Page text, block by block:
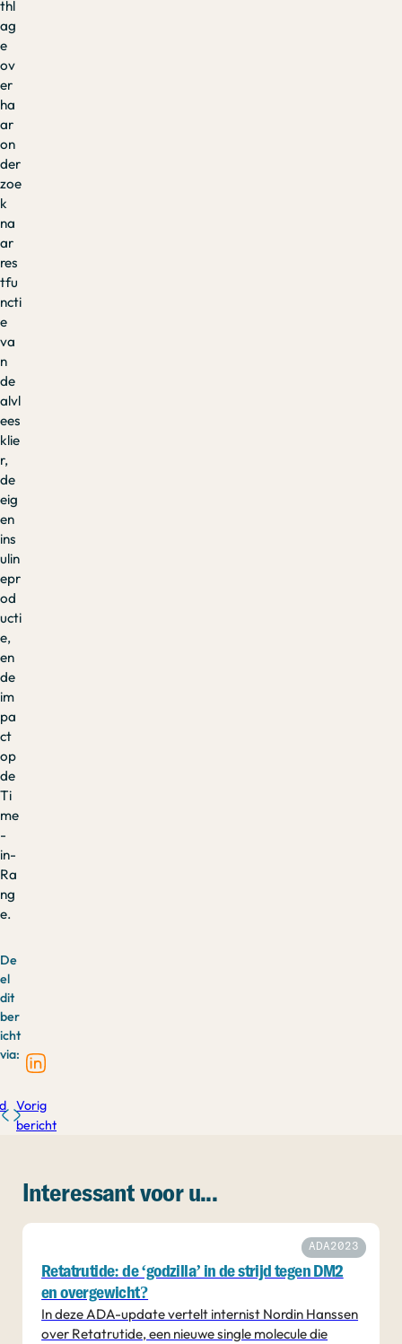
thl
ag
e
ov
er
ha
ar
on
der
zoe
k
na
ar
res
tfu
ncti
e
va
n
de
alvl
ees
klie
r,
de
eig
en
ins
ulin
epr
od
ucti
e,
en
de
im
pa
ct
op
de
Ti
me
-
in-
Ra
ng
e.
De
el
dit
ber
icht
via:
Vorig
bericht
Interessant voor u...
ADA2023
Retatrutide: de ‘godzilla’ in de strijd tegen DM2
en overgewicht?
In deze ADA-update vertelt internist Nordin Hanssen
over Retatrutide, een nieuwe single molecule die